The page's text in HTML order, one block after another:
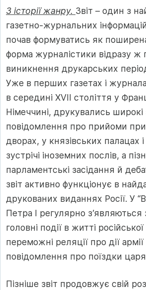
З історії жанру. Звіт – один з
газетно-журнальних
почав формуватись як
форма журналістики відразу ж
виникнення друкарських
Уже в перших газетах і
в середині ХVІІ століття у
Німеччині, друкувались широкі
повідомлення про прийоми при
дворах, у князівських палацах
зустрічі іноземних послів, а
парламентські засідання й
звіт активно функціонує в
друкованих виданнях Росії. У
Петра І регулярно з’являються
головні події в житті
переможні реляції про дії армії
повідомлення про поїздки царя
Пізніше звіт продовжує свій